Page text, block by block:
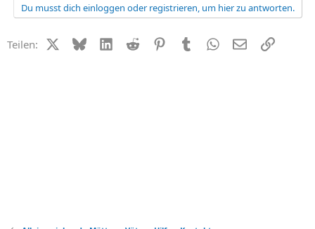
Du musst dich einloggen oder registrieren, um hier zu antworten.
Teilen: X (Twitter)
BlueskyLinkedIn
Reddit PinterestTumblr WhatsApp
E-MailLink